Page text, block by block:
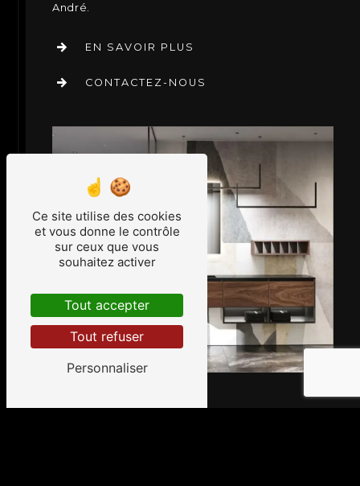
André.
EN SAVOIR PLUS
CONTACTEZ-NOUS
Ce site utilise des cookies
et vous donne le contrôle
sur ceux que vous
souhaitez activer
Tout accepter
Tout refuser
Personnaliser